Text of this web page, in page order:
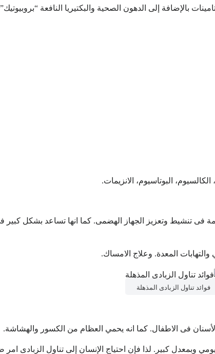
بالإضافة إلى الدهون الصحية والبكتيريا النافعة
فى تنشيط وتعزيز الجهاز الهضمى. كما انها تساعد بشكل
المعدة. وعلاج الامساك.
فوائد تناول الزبادى المذهلة
فى الاطفال. كما انه يحمي العظام من الكسور والهشاشة.
يومي وبمعدل كبير. لذا فإن احتياج الإنسان إلى تناول الزبادى